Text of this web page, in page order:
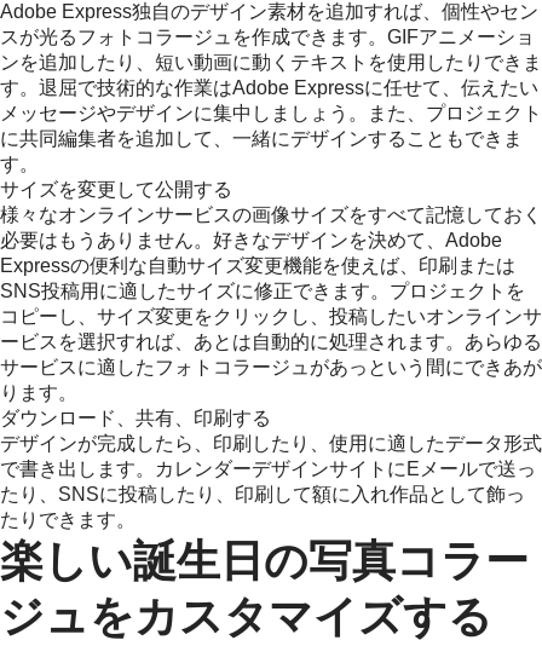
Adobe Express独自のデザイン素材を追加すれば、個性やセン
スが光るフォトコラージュを作成できます。GIFアニメーショ
ンを追加したり、短い動画に動くテキストを使用したりできま
す。退屈で技術的な作業はAdobe Expressに任せて、伝えたい
メッセージやデザインに集中しましょう。また、プロジェクト
に共同編集者を追加して、一緒にデザインすることもできま
す。
サイズを変更して公開する
様々なオンラインサービスの画像サイズをすべて記憶しておく
必要はもうありません。好きなデザインを決めて、Adobe
Expressの便利な自動サイズ変更機能を使えば、印刷または
SNS投稿用に適したサイズに修正できます。プロジェクトを
コピーし、サイズ変更をクリックし、投稿したいオンラインサ
ービスを選択すれば、あとは自動的に処理されます。あらゆる
サービスに適したフォトコラージュがあっという間にできあが
ります。
ダウンロード、共有、印刷する
デザインが完成したら、印刷したり、使用に適したデータ形式
で書き出します。カレンダーデザインサイトにEメールで送っ
たり、SNSに投稿したり、印刷して額に入れ作品として飾っ
たりできます。
楽しい誕生日の写真コラー
ジュをカスタマイズする